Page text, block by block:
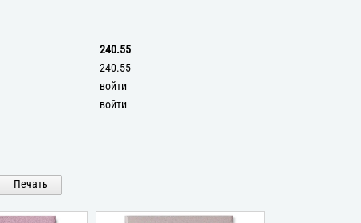
240.55
240.55
войти
войти
Печать